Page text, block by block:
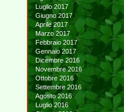
Luglio 2017
Giugno 2017
Aprile 2017
Marzo 2017
Febbraio 2017
Gennaio 2017
Dicembre 2016
Novembre 2016
Ottobre 2016
Settembre 2016
Agosto 2016
Luglio 2016